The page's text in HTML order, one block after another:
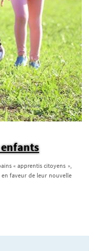
« apprentis citoyens »,
faveur de leur nouvelle